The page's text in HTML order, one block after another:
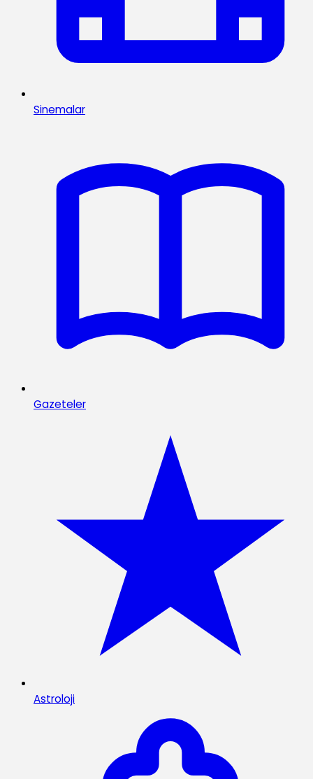
Sinemalar
Gazeteler
Astroloji